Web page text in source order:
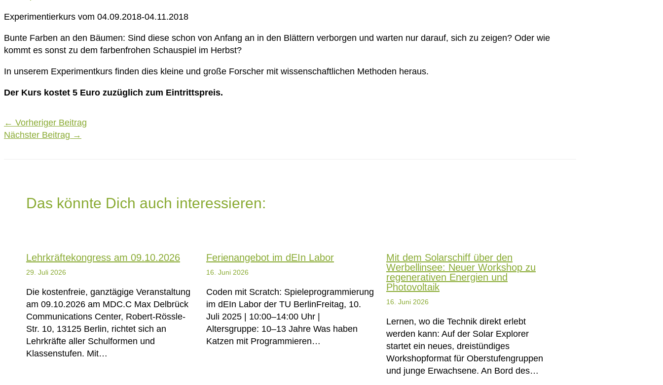
Experimentierkurs vom 04.09.2018-04.11.2018
Bunte Farben an den Bäumen: Sind diese schon von Anfang an in den Blättern verborgen und warten nur darauf, sich zu zeigen? Oder wie
kommt es sonst zu dem farbenfrohen Schauspiel im Herbst?
In unserem Experimentkurs finden dies kleine und große Forscher mit wissenschaftlichen Methoden heraus.
Der Kurs kostet 5 Euro zuzüglich zum Eintrittspreis.
Post
navigation
← Vorheriger Beitrag
Nächster Beitrag →
Das könnte Dich auch interessieren:
Lehrkräftekongress am 09.10.2026
29. Juli 2026
Die kostenfreie, ganztägige Veranstaltung
am 09.10.2026 am MDC.C Max Delbrück
Communications Center, Robert-Rössle-
Str. 10, 13125 Berlin, richtet sich an
Lehrkräfte aller Schulformen und
Klassenstufen. Mit…
Ferienangebot im dEIn Labor
16. Juni 2026
Coden mit Scratch: Spieleprogrammierung
im dEIn Labor der TU BerlinFreitag, 10.
Juli 2025 | 10:00–14:00 Uhr |
Altersgruppe: 10–13 Jahre Was haben
Katzen mit Programmieren…
Mit dem Solarschiff über den
Werbellinsee: Neuer Workshop zu
regenerativen Energien und
Photovoltaik
16. Juni 2026
Lernen, wo die Technik direkt erlebt
werden kann: Auf der Solar Explorer
startet ein neues, dreistündiges
Workshopformat für Oberstufengruppen
und junge Erwachsene. An Bord des…